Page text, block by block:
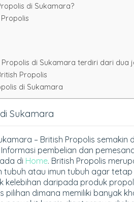
di Sukamara?
di Sukamara terdiri dari dua
Propolis
di Sukamara
Sukamara
– British Propolis semakin
pembelian dan
di Home. British Propolis
atau imun tubuh agar tetap
kelebihan daripada produk
pilihan dimana memiliki banyak